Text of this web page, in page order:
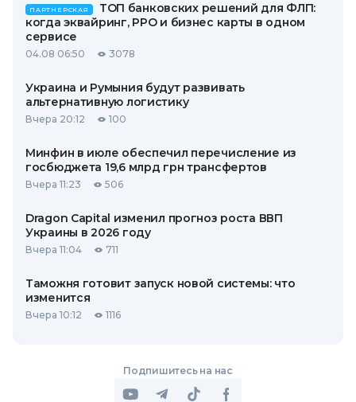
ПАРТНЕРСКАЯ
ТОП банковских решений для ФЛП:
когда эквайринг, РРО и бизнес карты в одном
сервисе
04.08 06:50 3078
Украина и Румыния будут развивать
альтернативную логистику
Вчера 20:12 100
Минфин в июле обеспечил перечисление из
госбюджета 19,6 млрд грн трансфертов
Вчера 11:23 506
Dragon Capital изменил прогноз роста ВВП
Украины в 2026 году
Вчера 11:04 711
Таможня готовит запуск новой системы: что
изменится
Вчера 10:12 1116
Подпишитесь на нас